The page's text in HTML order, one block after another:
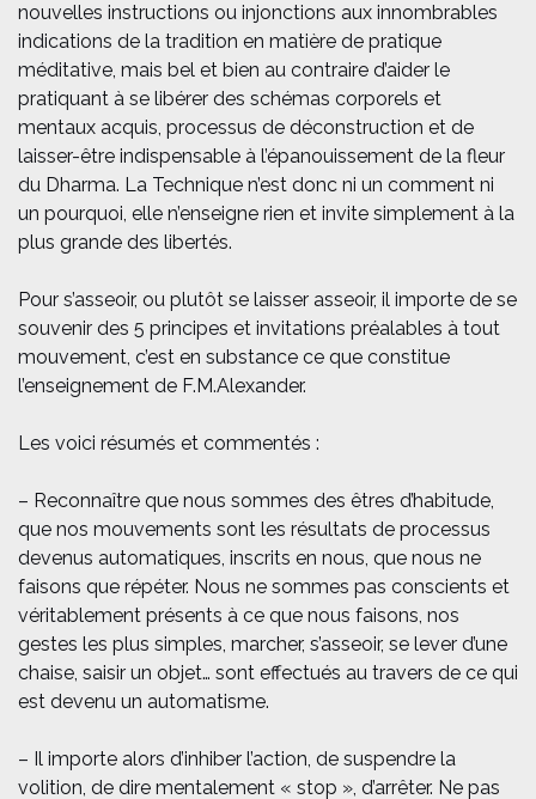
nouvelles instructions ou injonctions aux innombrables
indications de la tradition en matière de pratique
méditative, mais bel et bien au contraire d’aider le
pratiquant à se libérer des schémas corporels et
mentaux acquis, processus de déconstruction et de
laisser-être indispensable à l’épanouissement de la fleur
du Dharma. La Technique n’est donc ni un comment ni
un pourquoi, elle n’enseigne rien et invite simplement à la
plus grande des libertés.
Pour s’asseoir, ou plutôt se laisser asseoir, il importe de se
souvenir des 5 principes et invitations préalables à tout
mouvement, c’est en substance ce que constitue
l’enseignement de F.M.Alexander.
Les voici résumés et commentés :
– Reconnaître que nous sommes des êtres d’habitude,
que nos mouvements sont les résultats de processus
devenus automatiques, inscrits en nous, que nous ne
faisons que répéter. Nous ne sommes pas conscients et
véritablement présents à ce que nous faisons, nos
gestes les plus simples, marcher, s’asseoir, se lever d’une
chaise, saisir un objet… sont effectués au travers de ce qui
est devenu un automatisme.
– Il importe alors d’inhiber l’action, de suspendre la
volition, de dire mentalement « stop », d’arrêter. Ne pas